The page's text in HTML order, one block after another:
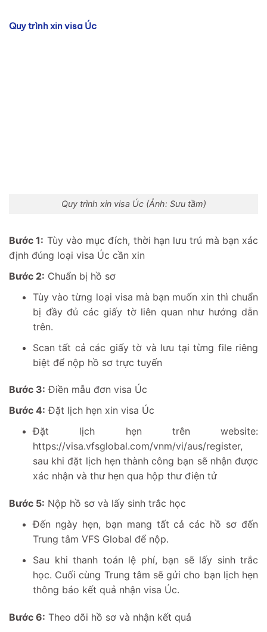
Quy trình xin visa Úc
Quy trình xin visa Úc (Ảnh: Sưu tầm)
Bước 1: Tùy vào mục đích, thời hạn lưu trú mà bạn xác
định đúng loại visa Úc cần xin
Bước 2: Chuẩn bị hồ sơ
Tùy vào từng loại visa mà bạn muốn xin thì chuẩn
bị đầy đủ các giấy tờ liên quan như hướng dẫn
trên.
Scan tất cả các giấy tờ và lưu tại từng file riêng
biệt để nộp hồ sơ trực tuyến
Bước 3: Điền mẫu đơn visa Úc
Bước 4: Đặt lịch hẹn xin visa Úc
Đặt lịch hẹn trên website:
https://visa.vfsglobal.com/vnm/vi/aus/register,
sau khi đặt lịch hẹn thành công bạn sẽ nhận được
xác nhận và thư hẹn qua hộp thư điện tử
Bước 5: Nộp hồ sơ và lấy sinh trắc học
Đến ngày hẹn, bạn mang tất cả các hồ sơ đến
Trung tâm VFS Global để nộp.
Sau khi thanh toán lệ phí, bạn sẽ lấy sinh trắc
học. Cuối cùng Trung tâm sẽ gửi cho bạn lịch hẹn
thông báo kết quả nhận visa Úc.
Bước 6: Theo dõi hồ sơ và nhận kết quả